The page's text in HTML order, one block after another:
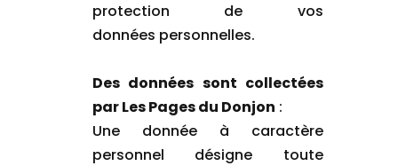
protection de vos
données personnelles.
Des données sont collectées
par Les Pages du Donjon :
Une donnée à caractère
personnel désigne toute